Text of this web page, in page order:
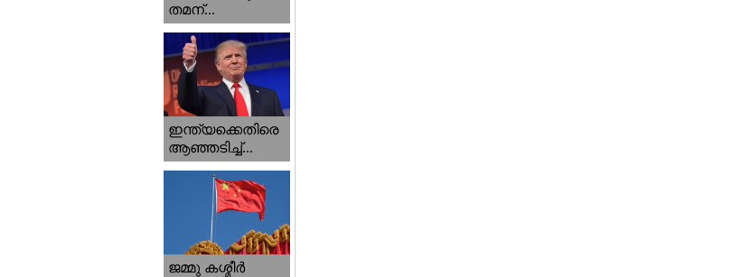
തമന്...
ഇന്ത്യക്കെതിരെ
ആഞ്ഞടിച്ച്...
ജമ്മു കശ്മീ‍ർ